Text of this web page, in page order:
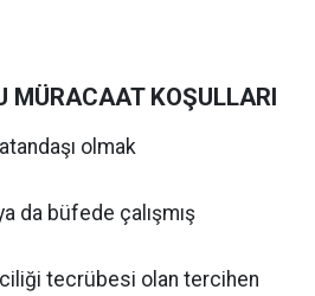
MÜRACAAT KOŞULLARI
olmak
da büfede çalışmış
tecrübesi olan tercihen